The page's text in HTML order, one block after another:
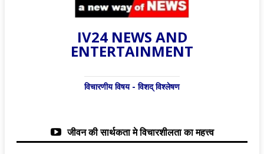
IV24 NEWS AND
ENTERTAINMENT
विचारणीय विषय - विशद् विश्लेषण
जीवन की सार्थकता मे विचारशीलता का महत्त्व